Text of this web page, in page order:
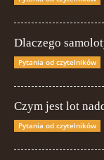
Dlaczego
Pytania od czytelników
Czym jest lot
Pytania od czytelników